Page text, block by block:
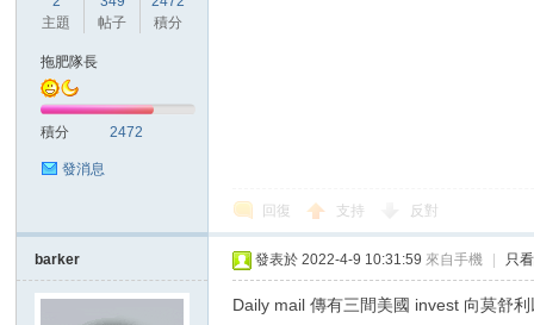
主題
帖子
積分
拖肥隊長
積分 2472
發消息
回復 支持 反對
barker 發表於 2022-4-9 10:31:59 來自手機 只
Daily mail 傳有三間美國 invest 向莫舒